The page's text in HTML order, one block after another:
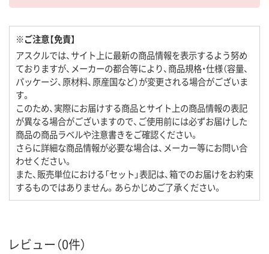
※ご注意【免責】
アスクルでは、サイト上に最新の商品情報を表示するよう努め
ておりますが、メーカーの都合等により、商品規格・仕様（容量、
パッケージ、原材料、原産国など）が変更される場合がございま
す。
このため、実際にお届けする商品とサイト上の商品情報の表記
が異なる場合がございますので、ご使用前には必ずお届けした
商品の商品ラベルや注意書きをご確認ください。
さらに詳細な商品情報が必要な場合は、メーカー等にお問い合
わせください。
また、販売単位における「セット」表記は、箱でのお届けをお約束
するものではありません。あらかじめご了承ください。
レビュー（0件）